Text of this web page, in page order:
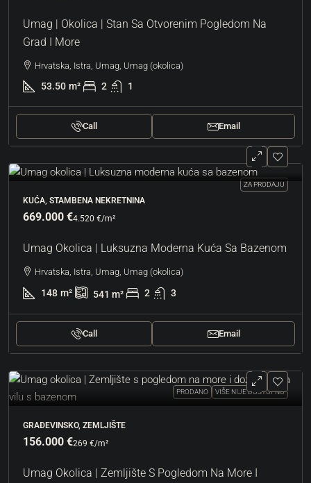
Umag | Okolica | Stan Sa Otvorenim Pogledom Na
Grad I More
Hrvatska, Istra, Umag, Umag (okolica)
53.50 m² 2 1
Call Email
ZA PRODAJU
KUĆA, STAMBENA NEKRETNINA
669.000 €4.520 €/m²
Umag Okolica | Luksuzna Moderna Kuća Sa Bazenom
Hrvatska, Istra, Umag, Umag (okolica)
148 m² 541 m² 2 3
Call Email
PRODANO VIŠE NIJE DOSTUPNO
GRAĐEVINSKO, ZEMLJIŠTE
156.000 €269 €/m²
Umag Okolica | Zemljište S Pogledom Na More I